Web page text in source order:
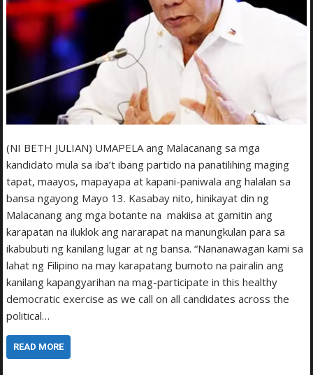
(NI BETH JULIAN) UMAPELA ang Malacanang sa mga
kandidato mula sa iba’t ibang partido na panatilihing maging
tapat, maayos, mapayapa at kapani-paniwala ang halalan sa
bansa ngayong Mayo 13. Kasabay nito, hinikayat din ng
Malacanang ang mga botante na makiisa at gamitin ang
karapatan na iluklok ang nararapat na manungkulan para sa
ikabubuti ng kanilang lugar at ng bansa. “Nananawagan kami sa
lahat ng Filipino na may karapatang bumoto na pairalin ang
kanilang kapangyarihan na mag-participate in this healthy
democratic exercise as we call on all candidates across the
political…
READ MORE